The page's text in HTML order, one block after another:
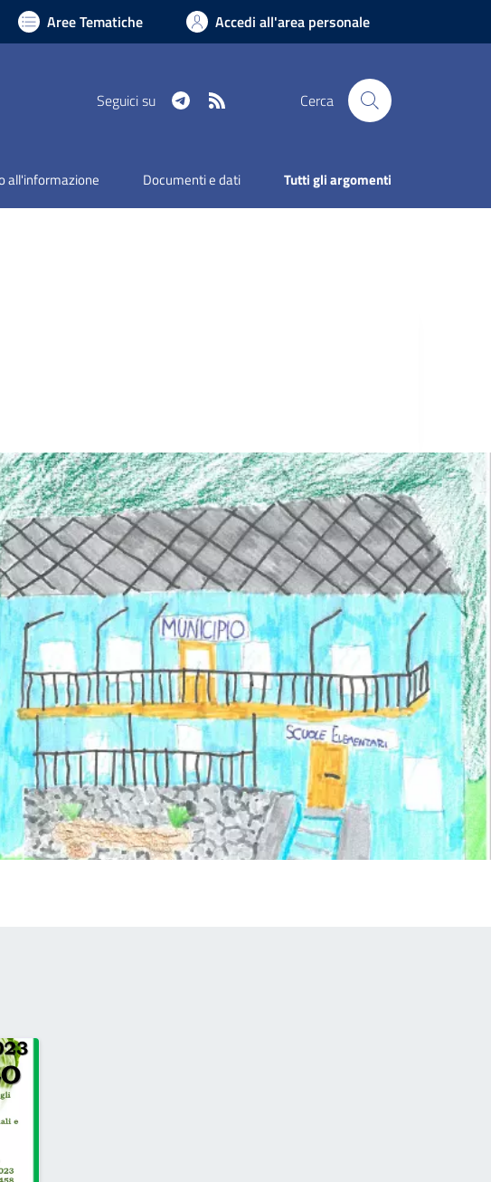
Aree Tematiche Accedi all'area personale
Seguici su Telegram Cerca
all'informazione Documenti e dati Tutti gli argomenti